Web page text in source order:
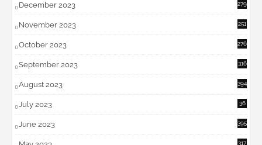
December 2023 279
November 2023 251
October 2023 276
September 2023 316
August 2023 394
July 2023
36
June 2023 395
317